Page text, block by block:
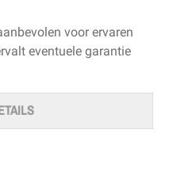
voor ervaren
eventuele garantie